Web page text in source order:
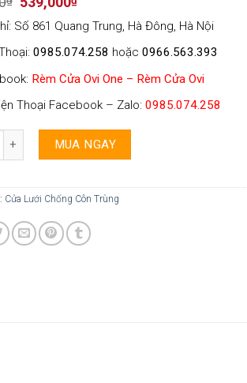
price
was:
750,000₫.
is:
539,000₫.
Số 861 Quang Trung, Hà Đông, Hà Nội
0985.074.258 hoặc 0966.563.393
Rèm Cửa Ovi One – Rèm Cửa Ovi
Thoại Facebook – Zalo: 0985.074.258
chống côn trùng - 001 số lượng
MUA NGAY
Cửa Lưới Chống Côn Trùng